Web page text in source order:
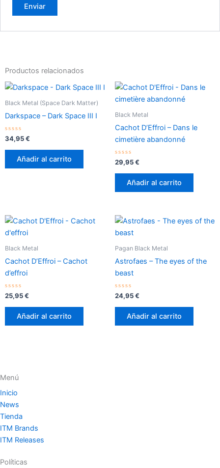
Productos relacionados
Black Metal (Space Dark Matter)
Darkspace – Dark Space III I
Valorado
con
0
34,95€
Añadir al carrito
Black Metal
Cachot D’Effroi – Dans le
cimetière abandonné
Valorado
con
0
29,95€
Añadir al carrito
Black Metal
Cachot D’Effroi – Cachot
d’effroi
Valorado
con
0
25,95€
Añadir al carrito
Pagan Black Metal
Astrofaes – The eyes of the
beast
Valorado
con
0
24,95€
Añadir al carrito
Menú
Inicio
News
Tienda
ITM Brands
ITM Releases
Políticas